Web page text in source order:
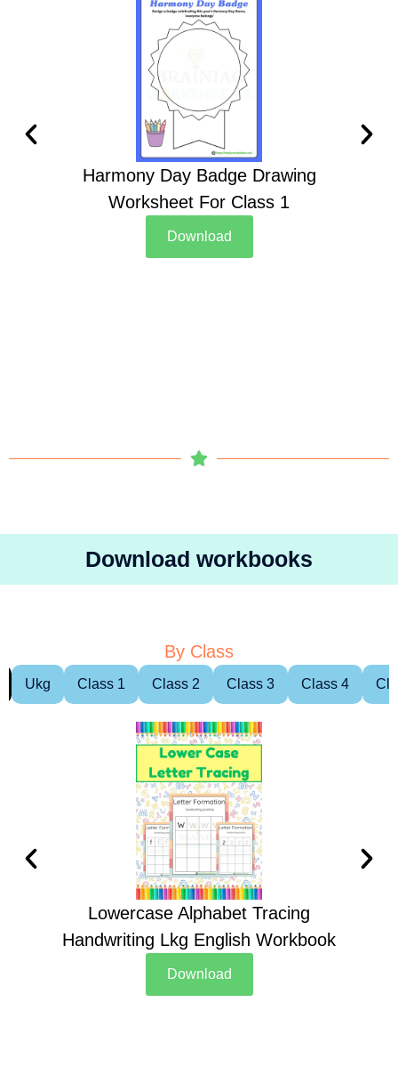
Harmony Day Badge Drawing
Worksheet For Class 1
Download
Download workbooks
By Class
Ukg Class 1 Class 2 Class 3 Class 4
Lowercase Alphabet Tracing
Handwriting Lkg English Workbook
Download